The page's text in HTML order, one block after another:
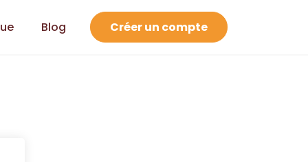
Blog Créer un compte